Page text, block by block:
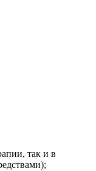
так и в